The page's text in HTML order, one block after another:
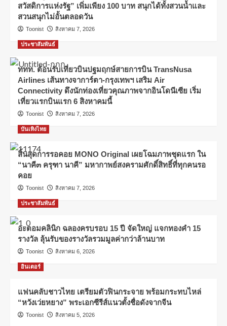
สวัสดิการแห่งรัฐ” เพิ่มเพียง 100 บาท สนุกได้ทั้งสวนน้ำและ
สวนสนุกไม่อั้นตลอดวัน
Toonist สิงหาคม 7, 2026
ประชาสัมพันธ์
ททท. ต้อนรับเที่ยวบินปฐมฤกษ์สายการบิน TransNusa
Airlines เส้นทางจาการ์ตา-กรุงเทพฯ เสริม Air
Connectivity ดึงนักท่องเที่ยวคุณภาพจากอินโดนีเซีย เริ่ม
เที่ยวแรกบินแรก 6 สิงหาคมนี้
Toonist สิงหาคม 7, 2026
บันเทิงไทย
สิ้นสุดการรอคอย MONO Original เผยโฉมภาพชุดแรก ใน
“นาคี๓ ครุฑา นาคี” มหากาพย์สงครามศักดิ์สิทธิ์ที่ทุกคนรอ
คอย
Toonist สิงหาคม 7, 2026
ประชาสัมพันธ์
อะตอมคลินิก ฉลองครบรอบ 15 ปี จัดใหญ่ แจกทองคำ 15
รางวัล ลุ้นรับของรางวัลรวมมูลค่ากว่าล้านบาท
Toonist สิงหาคม 6, 2026
อินเตอร์
แฟนคลับชาวไทย เตรียมตัวฟินกระจาย พร้อมกระทบไหล่
“หวังเว่ยหยาง” พระเอกซีรีส์แนวตั้งชื่อดังจากจีน
Toonist สิงหาคม 5, 2026